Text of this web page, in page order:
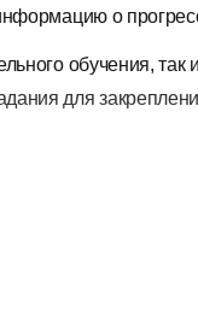
о
обучения, так
для